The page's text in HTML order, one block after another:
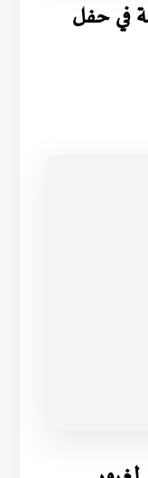
في حفل